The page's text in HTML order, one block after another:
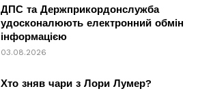
ДПС та Держприкордонслужба
удосконалюють електронний обмін
інформацією
03.08.2026
Хто зняв чари з Лори Лумер?